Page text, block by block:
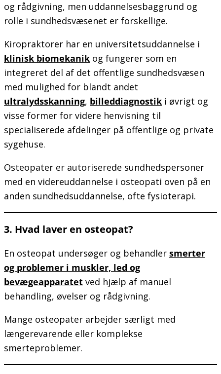
og rådgivning, men uddannelsesbaggrund og
rolle i sundhedsvæsenet er forskellige.
Kiropraktorer har en universitetsuddannelse i
klinisk biomekanik og fungerer som en
integreret del af det offentlige sundhedsvæsen
med mulighed for blandt andet
ultralydsskanning, billeddiagnostik i øvrigt og
visse former for videre henvisning til
specialiserede afdelinger på offentlige og private
sygehuse.
Osteopater er autoriserede sundhedspersoner
med en videreuddannelse i osteopati oven på en
anden sundhedsuddannelse, ofte fysioterapi.
3. Hvad laver en osteopat?
En osteopat undersøger og behandler smerter
og problemer i muskler, led og
bevægeapparatet ved hjælp af manuel
behandling, øvelser og rådgivning.
Mange osteopater arbejder særligt med
længerevarende eller komplekse
smerteproblemer.